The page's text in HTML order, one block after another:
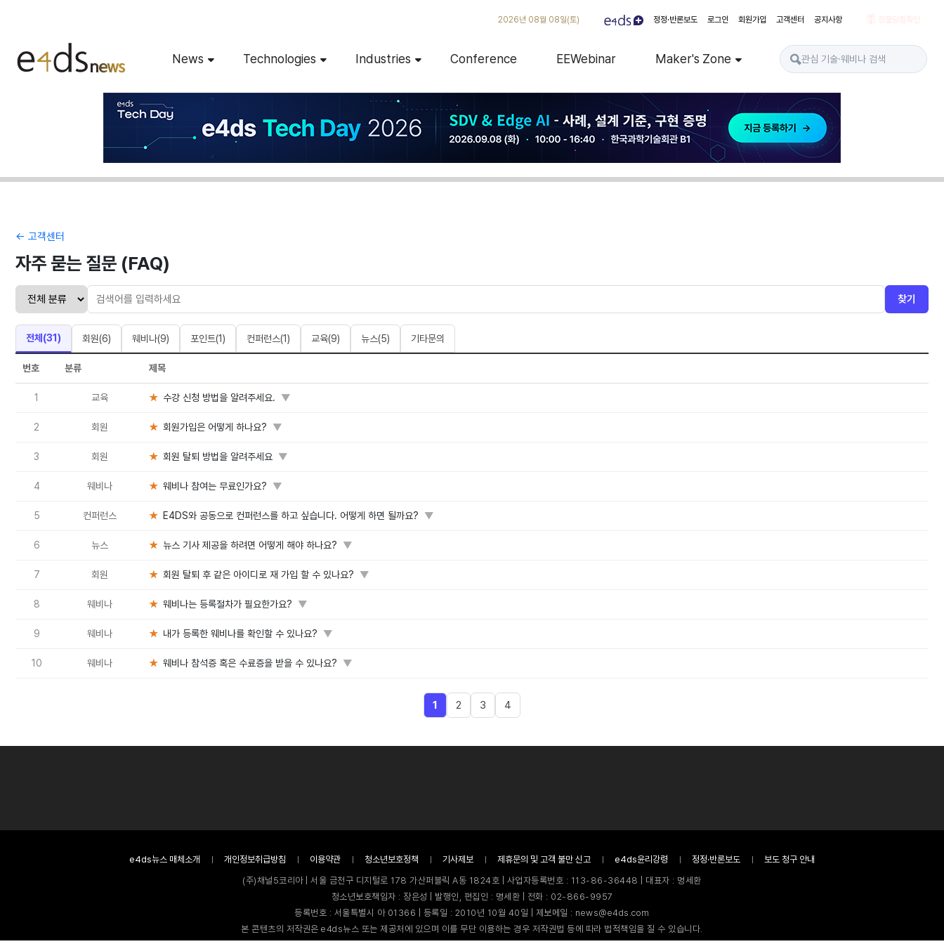
2026년 08월 08일(토) 정정·반론보도 로그인 회원가입 고객센터 공지사항
News Technologies Industries Conference EEWebinar Maker's Zone
← 고객센터
자주 묻는 질문 (FAQ)
찾기
전체(31 ) 회원(6) 웨비나(9) 포인트(1) 컨퍼런스(1) 교육(9) 뉴스(5) 기타문의
번호 분류 제목
1 교육 ★ 수강 신청 방법을 알려주세요. ▼
2 회원 ★ 회원가입은 어떻게 하나요? ▼
3 회원 ★ 회원 탈퇴 방법을 알려주세요 ▼
4 웨비나 ★ 웨비나 참여는 무료인가요? ▼
5 컨퍼런스 ★ E4DS와 공동으로 컨퍼런스를 하고 싶습니다. 어떻게 하면 될까요? ▼
6 뉴스 ★ 뉴스 기사 제공을 하려면 어떻게 해야 하나요? ▼
7 회원 ★ 회원 탈퇴 후 같은 아이디로 재 가입 할 수 있나요? ▼
8 웨비나 ★ 웨비나는 등록절차가 필요한가요? ▼
9 웨비나 ★ 내가 등록한 웨비나를 확인할 수 있나요? ▼
10 웨비나 ★ 웨비나 참석증 혹은 수료증을 받을 수 있나요? ▼
1 2 3 4
e4ds뉴스 매체소개 개인정보취급방침 이용약관 청소년보호정책 기사제보 제휴문의 및 고객 불만 신고 e4ds윤리강령 정정·반론보도
보도 청구 안내
(주)채널5코리아 | 서울 금천구 디지털로 178 가산퍼블릭 A동 1824호 | 사업자등록번호 : 113-86-36448 | 대표자 : 명세환
청소년보호책임자 : 장은성 | 발행인, 편집인 : 명세환 | 전화 : 02-866-9957
등록번호 : 서울특별시 아 01366 | 등록일 : 2010년 10월 40일 | 제보메일 : news@e4ds.com
본 콘텐츠의 저작권은 e4ds뉴스 또는 제공처에 있으며 이를 무단 이용하는 경우 저작권법 등에 따라 법적책임을 질 수 있습니다.